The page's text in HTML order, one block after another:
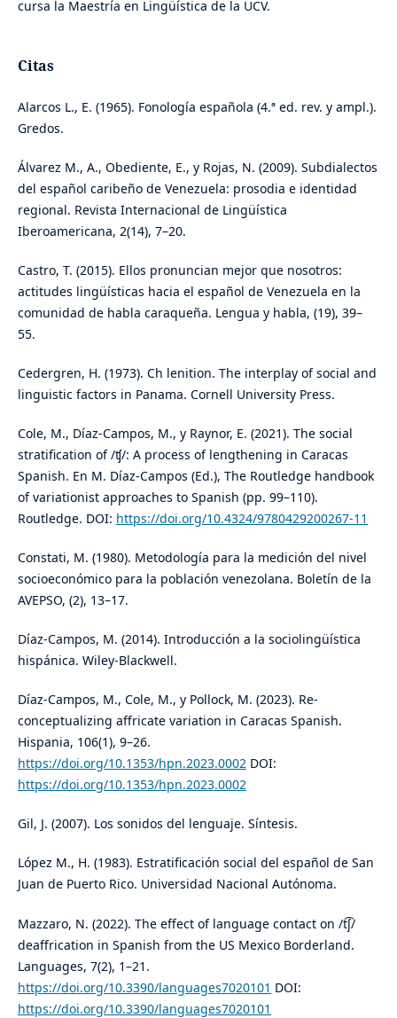
cursa la Maestría en Lingüística de la UCV.
Citas
Alarcos L., E. (1965). Fonología española (4.ª ed. rev. y ampl.).
Gredos.
Álvarez M., A., Obediente, E., y Rojas, N. (2009). Subdialectos
del español caribeño de Venezuela: prosodia e identidad
regional. Revista Internacional de Lingüística
Iberoamericana, 2(14), 7–20.
Castro, T. (2015). Ellos pronuncian mejor que nosotros:
actitudes lingüísticas hacia el español de Venezuela en la
comunidad de habla caraqueña. Lengua y habla, (19), 39–
55.
Cedergren, H. (1973). Ch lenition. The interplay of social and
linguistic factors in Panama. Cornell University Press.
Cole, M., Díaz-Campos, M., y Raynor, E. (2021). The social
stratification of /ʧ/: A process of lengthening in Caracas
Spanish. En M. Díaz-Campos (Ed.), The Routledge handbook
of variationist approaches to Spanish (pp. 99–110).
Routledge. DOI: https://doi.org/10.4324/9780429200267-11
Constati, M. (1980). Metodología para la medición del nivel
socioeconómico para la población venezolana. Boletín de la
AVEPSO, (2), 13–17.
Díaz-Campos, M. (2014). Introducción a la sociolingüística
hispánica. Wiley-Blackwell.
Díaz-Campos, M., Cole, M., y Pollock, M. (2023). Re-
conceptualizing affricate variation in Caracas Spanish.
Hispania, 106(1), 9–26.
https://doi.org/10.1353/hpn.2023.0002DOI:
https://doi.org/10.1353/hpn.2023.0002
Gil, J. (2007). Los sonidos del lenguaje. Síntesis.
López M., H. (1983). Estratificación social del español de San
Juan de Puerto Rico. Universidad Nacional Autónoma.
Mazzaro, N. (2022). The effect of language contact on /t͡ʃ/
deaffrication in Spanish from the US Mexico Borderland.
Languages, 7(2), 1–21.
https://doi.org/10.3390/languages7020101 DOI:
https://doi.org/10.3390/languages7020101